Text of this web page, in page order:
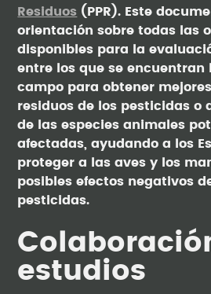
Residuos (PPR). Este
orientación sobre todas las
disponibles para la
entre los que se encuentran
campo para obtener
residuos de los pesticidas o
de las especies animales
afectadas, ayudando a los
proteger a las aves y los
posibles efectos negativos
pesticidas.
estudios